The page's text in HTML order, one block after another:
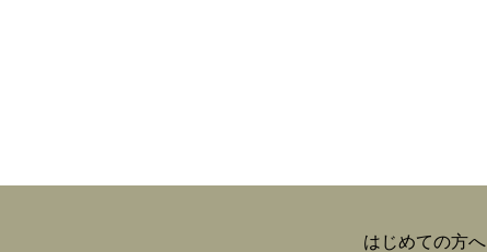
はじめての方へ